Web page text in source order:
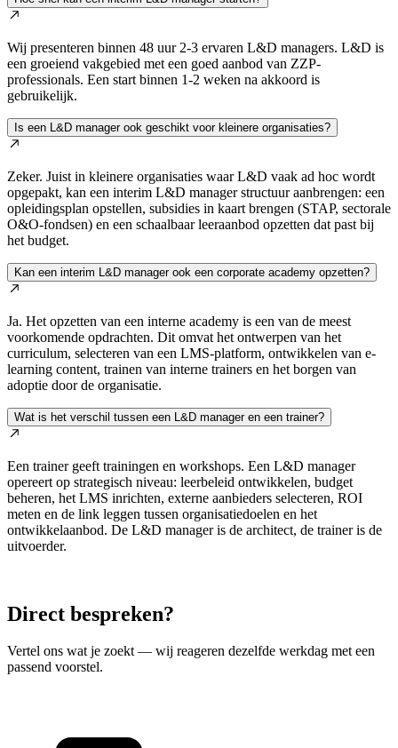
Wij presenteren binnen 48 uur 2-3 ervaren L&D managers. L&D is
een groeiend vakgebied met een goed aanbod van ZZP-
professionals. Een start binnen 1-2 weken na akkoord is
gebruikelijk.
Is een L&D manager ook geschikt voor kleinere organisaties?
Zeker. Juist in kleinere organisaties waar L&D vaak ad hoc wordt
opgepakt, kan een interim L&D manager structuur aanbrengen: een
opleidingsplan opstellen, subsidies in kaart brengen (STAP, sectorale
O&O-fondsen) en een schaalbaar leeraanbod opzetten dat past bij
het budget.
Kan een interim L&D manager ook een corporate academy opzetten?
Ja. Het opzetten van een interne academy is een van de meest
voorkomende opdrachten. Dit omvat het ontwerpen van het
curriculum, selecteren van een LMS-platform, ontwikkelen van e-
learning content, trainen van interne trainers en het borgen van
adoptie door de organisatie.
Wat is het verschil tussen een L&D manager en een trainer?
Een trainer geeft trainingen en workshops. Een L&D manager
opereert op strategisch niveau: leerbeleid ontwikkelen, budget
beheren, het LMS inrichten, externe aanbieders selecteren, ROI
meten en de link leggen tussen organisatiedoelen en het
ontwikkelaanbod. De L&D manager is de architect, de trainer is de
uitvoerder.
Direct bespreken?
Vertel ons wat je zoekt — wij reageren dezelfde werkdag met een
passend voorstel.